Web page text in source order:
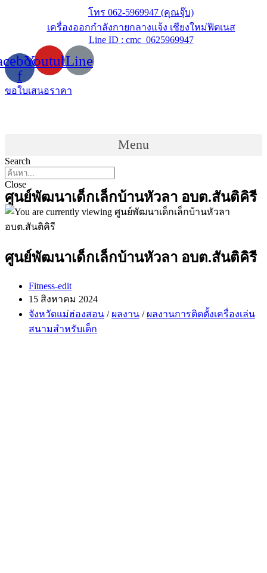
โทร 062-5969947 (คุณจุ๊บ)
เครื่องออกกำลังกายกลางแจ้ง เชียงใหม่ฟิตเนส
Line ID : cmc_0625969947
f
YoutubeLine
ขอใบเสนอราคา
Menu
Search
Close
ศูนย์พัฒนาเด็กเล็กบ้านหัวลา อบต.สันติคิรี
ศูนย์พัฒนาเด็กเล็กบ้านหัวลา อบต.สันติคิรี
Post
author:
Fitness-edit
Post
15 สิงหาคม 2024
Post
category:
จังหวัดแม่ฮ่องสอน / ผลงาน / ผลงานการติดตั้งเครื่องเล่น
สนามสำหรับเด็ก